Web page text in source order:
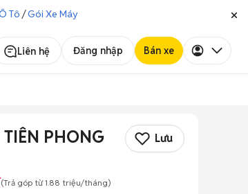
Tô /Gói Xe Máy
Liên hệ Đăng nhập Bán xe
PHONG
Lưu
(Trả góp từ1.88 triệu/tháng)